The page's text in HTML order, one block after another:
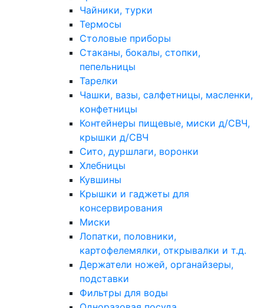
Чайники, турки
Термосы
Столовые приборы
Стаканы, бокалы, стопки,
пепельницы
Тарелки
Чашки, вазы, салфетницы, масленки,
конфетницы
Контейнеры пищевые, миски д/СВЧ,
крышки д/СВЧ
Сито, дуршлаги, воронки
Хлебницы
Кувшины
Крышки и гаджеты для
консервирования
Миски
Лопатки, половники,
картофелемялки, открывалки и т.д.
Держатели ножей, органайзеры,
подставки
Фильтры для воды